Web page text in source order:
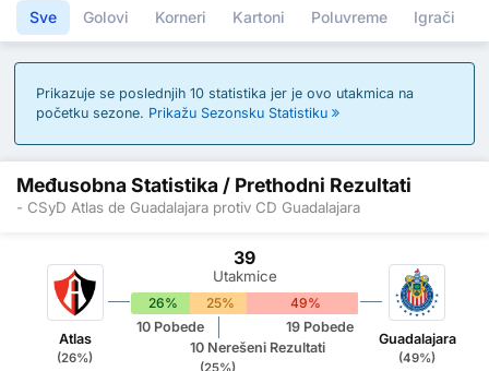
Sve Golovi Korneri Kartoni Poluvreme Igrači
Prikazuje se poslednjih 10 statistika jer je ovo utakmica na
početku sezone. Prikažu Sezonsku Statistiku
Međusobna Statistika / Prethodni Rezultati
- CSyD Atlas de Guadalajara protiv CD Guadalajara
Atlas
(26%)
39
Utakmice
26% 25%
49%
10 Pobede
10 Nerešeni Rezultati
(25%)
19 Pobede
Guadalajara
(49%)